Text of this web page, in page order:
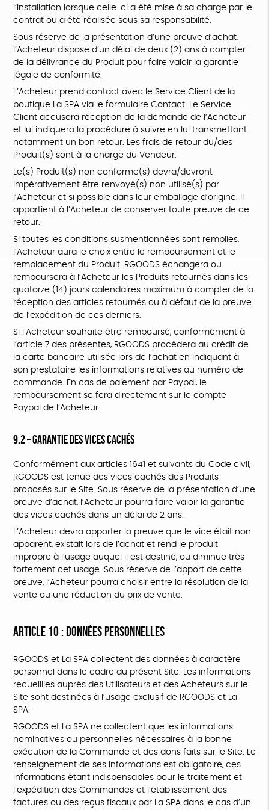
l’installation lorsque celle-ci a été mise à sa charge par le
contrat ou a été réalisée sous sa responsabilité.
Sous réserve de la présentation d’une preuve d’achat,
l’Acheteur dispose d’un délai de deux (2) ans à compter
de la délivrance du Produit pour faire valoir la garantie
légale de conformité.
L’Acheteur prend contact avec le Service Client de la
boutique La SPA via le formulaire Contact. Le Service
Client accusera réception de la demande de l’Acheteur
et lui indiquera la procédure à suivre en lui transmettant
notamment un bon retour. Les frais de retour du/des
Produit(s) sont à la charge du Vendeur.
Le(s) Produit(s) non conforme(s) devra/devront
impérativement être renvoyé(s) non utilisé(s) par
l’Acheteur et si possible dans leur emballage d’origine. Il
appartient à l’Acheteur de conserver toute preuve de ce
retour.
Si toutes les conditions susmentionnées sont remplies,
l’Acheteur aura le choix entre le remboursement et le
remplacement du Produit. RGOODS échangera ou
remboursera à l’Acheteur les Produits retournés dans les
quatorze (14) jours calendaires maximum à compter de la
réception des articles retournés ou à défaut de la preuve
de l’expédition de ces derniers.
Si l’Acheteur souhaite être remboursé, conformément à
l’article 7 des présentes, RGOODS procédera au crédit de
la carte bancaire utilisée lors de l’achat en indiquant à
son prestataire les informations relatives au numéro de
commande. En cas de paiement par Paypal, le
remboursement se fera directement sur le compte
Paypal de l’Acheteur.
9.2 – Garantie des vices cachés
Conformément aux articles 1641 et suivants du Code civil,
RGOODS est tenue des vices cachés des Produits
proposés sur le Site. Sous réserve de la présentation d’une
preuve d’achat, l’Acheteur pourra faire valoir la garantie
des vices cachés dans un délai de 2 ans.
L’Acheteur devra apporter la preuve que le vice était non
apparent, existait lors de l’achat et rend le produit
impropre à l’usage auquel il est destiné, ou diminue très
fortement cet usage. Sous réserve de l’apport de cette
preuve, l’Acheteur pourra choisir entre la résolution de la
vente ou une réduction du prix de vente.
ARTICLE 10 : DONNÉES PERSONNELLES
RGOODS et La SPA collectent des données à caractère
personnel dans le cadre du présent Site. Les informations
recueillies auprès des Utilisateurs et des Acheteurs sur le
Site sont destinées à l’usage exclusif de RGOODS et La
SPA.
RGOODS et La SPA ne collectent que les informations
nominatives ou personnelles nécessaires à la bonne
exécution de la Commande et des dons faits sur le Site. Le
renseignement de ses informations est obligatoire, ces
informations étant indispensables pour le traitement et
l’expédition des Commandes et l’établissement des
factures ou des reçus fiscaux par La SPA dans le cas d’un